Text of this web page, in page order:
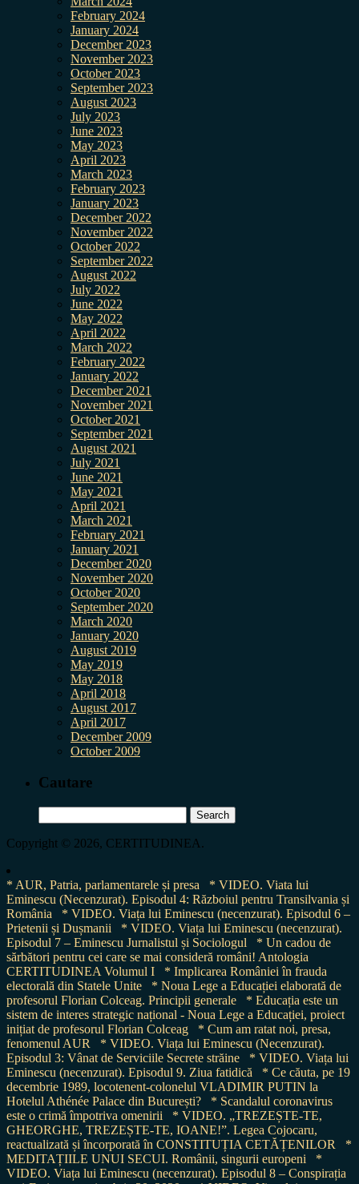
February 2024
January 2024
December 2023
November 2023
October 2023
September 2023
August 2023
July 2023
June 2023
May 2023
April 2023
March 2023
February 2023
January 2023
December 2022
November 2022
October 2022
September 2022
August 2022
July 2022
June 2022
May 2022
April 2022
March 2022
February 2022
January 2022
December 2021
November 2021
October 2021
September 2021
August 2021
July 2021
June 2021
May 2021
April 2021
March 2021
February 2021
January 2021
December 2020
November 2020
October 2020
September 2020
March 2020
January 2020
August 2019
May 2019
May 2018
April 2018
August 2017
April 2017
December 2009
October 2009
Cautare
for:
Copyright © 2026, CERTITUDINEA.
* AUR, Patria, parlamentarele și presa
* VIDEO. Viata lui
Eminescu (Necenzurat). Episodul 4: Războiul pentru Transilvania și
România
* VIDEO. Viața lui Eminescu (necenzurat). Episodul 6 –
Prietenii și Dușmanii
* VIDEO. Viața lui Eminescu (necenzurat).
Episodul 7 – Eminescu Jurnalistul și Sociologul
* Un cadou de
sărbători pentru cei care se mai consideră români! Antologia
CERTITUDINEA Volumul I
* Implicarea României în frauda
electorală din Statele Unite
* Noua Lege a Educației elaborată de
profesorul Florian Colceag. Principii generale
* Educația este un
sistem de interes strategic național - Noua Lege a Educației, proiect
inițiat de profesorul Florian Colceag
* Cum am ratat noi, presa,
fenomenul AUR
* VIDEO. Viața lui Eminescu (Necenzurat).
Episodul 3: Vânat de Serviciile Secrete străine
* VIDEO. Viața lui
Eminescu (necenzurat). Episodul 9. Ziua fatidică
* Ce căuta, pe 19
decembrie 1989, locotenent-colonelul VLADIMIR PUTIN la
Hotelul Athénée Palace din București?
* Scandalul coronavirus
este o crimă împotriva omenirii
* VIDEO. „TREZEȘTE-TE,
GHEORGHE, TREZEȘTE-TE, IOANE!”. Legea Cojocaru,
reactualizată și încorporată în CONSTITUȚIA CETĂȚENILOR
*
MEDITAȚIILE UNUI SECUI. Românii, singurii europeni
*
VIDEO. Viața lui Eminescu (necenzurat). Episodul 8 – Conspirația